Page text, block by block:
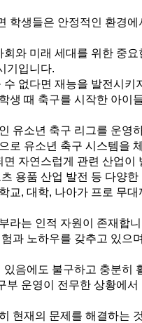
학생들은 안정적인 환경
와 미래 세대를 위한 중요
기입니다.
없다면 재능을 발전시
생 때 축구를 시작한 아
유소년 축구 리그를 운영
로 유소년 축구 시스템을
자연스럽게 관련 산업
용품 산업 발전 등 다양
교, 대학, 나아가 프로 무
라는 인적 자원이 존재합
과 노하우를 갖추고 있
음에도 불구하고 충분히
부 운영이 전무한 상황에
현재의 문제를 해결하는